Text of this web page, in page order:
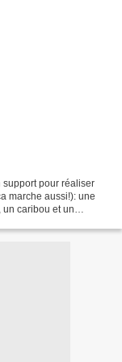
support pour réaliser
marche aussi!): une
caribou et un